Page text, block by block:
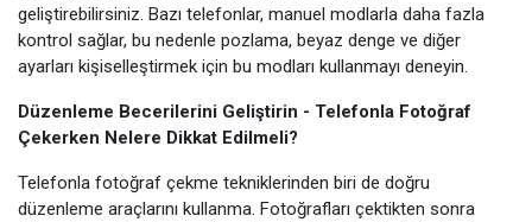
geliştirebilirsiniz. Bazı telefonlar, manuel modlarla daha fazla
kontrol sağlar, bu nedenle pozlama, beyaz denge ve diğer
ayarları kişiselleştirmek için bu modları kullanmayı deneyin.
Düzenleme Becerilerini Geliştirin - Telefonla Fotoğraf
Çekerken Nelere Dikkat Edilmeli?
Telefonla fotoğraf çekme tekniklerinden biri de doğru
düzenleme araçlarını kullanma. Fotoğrafları çektikten sonra